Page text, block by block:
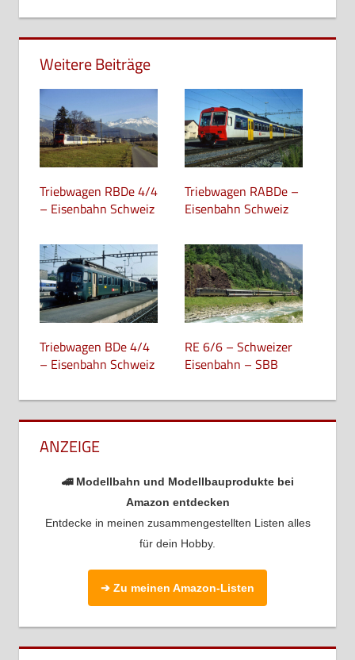
Weitere Beiträge
Triebwagen RBDe 4/4
– Eisenbahn Schweiz
Triebwagen RABDe –
Eisenbahn Schweiz
Triebwagen BDe 4/4
– Eisenbahn Schweiz
RE 6/6 – Schweizer
Eisenbahn – SBB
ANZEIGE
🚄 Modellbahn und Modellbauprodukte bei
Amazon entdecken
Entdecke in meinen zusammengestellten Listen alles
für dein Hobby.
➔ Zu meinen Amazon-Listen